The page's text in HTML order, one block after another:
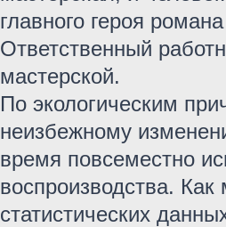
главного героя
Ответственный
мастерской.
По экологическим
неизбежному
время повсеместно
воспроизводства.
статистических